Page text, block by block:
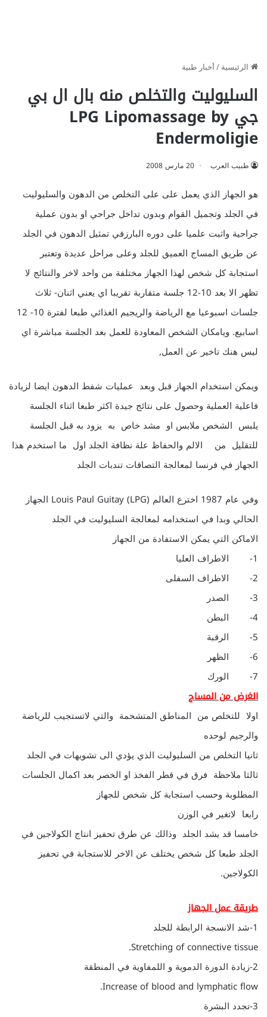
الرئيسية/أخبار طبية
السليوليت والتخلص منه بال ال بي
جي LPG Lipomassage by
Endermoligie
طبيب العرب 20 مارس 2008
هو الجهاز الذي يعمل على على التخلص من الدهون والسليوليت
في الجلد وتجميل القوام وبدون تداخل جراحي او بدون عملية
جراحية واثبت علميا على دوره البارزفي تمثيل الدهون في الجلد
عن طريق المساج العميق للجلد وعلى مراحل عديدة وتعتبر
استجابة كل شخص لهذا الجهاز مختلفة من واحد لاخر والنتائج لا
تظهر الا بعد 10-12 جلسة متقاربة تقريبا اي يعني اثنان- ثلاث
جلسات اسبوعيا مع الرياضة والريجيم الغذائي طبعا لفترة 10- 12
اسابيع. ويامكان الشخص المعاودة للعمل بعد الجلسة مباشرة اي
ليس هنك تاخير عن العمل,
ويمكن استخدام الجهاز قبل وبعد عمليات شفط الدهون ايضا لزيادة
فاعلية العملية وحصول على نتائج جيدة اكثر طبعا اثناء الجلسة
يلبس الشخص ملابس او مشد خاص به يزود به قبل الجلسة
للتقليل من الالم والحفاظ علة نظافة الجلد اول ما استخدم هذا
الجهاز في فرنسا لمعالجة التصاقات تندبات الجلد
وفي عام 1987 اخترع العالم Louis Paul Guitay (LPG) الجهاز
الحالي وبدا في استخدامه لمعالجة السليوليت في الجلد
الاماكن التي يمكن الاستفادة من الجهاز
1- الاطراف العليا
2- الاطراف السفلى
3- الصدر
4- البطن
5- الرقبة
6- الظهر
7- الورك
الغرض من المساج
اولا للتخلص من المناطق المتشحمة والتي لاتستجيب للرياضة
والرجيم لوحده
ثانيا التخلص من السليوليت الذي يؤدي الى تشويهات في الجلد
ثالثا ملاحظة فرق في قطر الفخذ او الخصر بعد اكمال الجلسات
المطلوبة وحسب استجابة كل شخص للجهاز
رابعا لاتغير في الوزن
خامسا قد يشد الجلد وذالك عن طرق تحفيز انتاج الكولاجين في
الجلد طبعا كل شخص يختلف عن الاخر للاستجابة في تحفيز
الكولاجين.
طريقة عمل الجهاز
1-شد الانسجة الرابطة للجلد
Stretching of connective tissue.
2-زيادة الدورة الدموية و اللمفاوية في المنطقة
Increase of blood and lymphatic flow.
3-تجدد البشرة